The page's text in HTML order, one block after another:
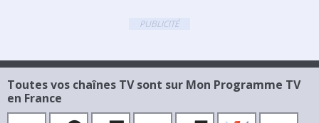
PUBLICITÉ
Toutes vos chaînes TV sont sur Mon Programme TV
en France